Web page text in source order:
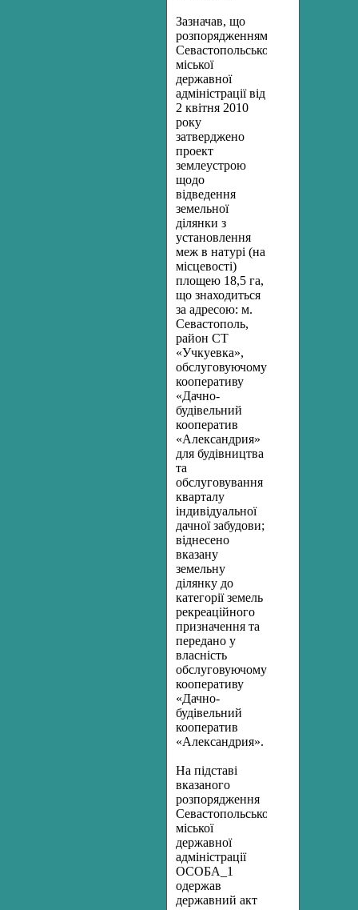
Зазначав, що
розпорядженням
Севастопольської
міської
державної
адміністрації від
2 квітня 2010
року
затверджено
проект
землеустрою
щодо
відведення
земельної
ділянки з
установлення
меж в натурі (на
місцевості)
площею 18,5 га,
що знаходиться
за адресою: м.
Севастополь,
район СТ
«Учкуевка»,
обслуговуючому
кооперативу
«Дачно-
будівельний
кооператив
«Александрия»
для будівництва
та
обслуговування
кварталу
індивідуальної
дачної забудови;
віднесено
вказану
земельну
ділянку до
категорії земель
рекреаційного
призначення та
передано у
власність
обслуговуючому
кооперативу
«Дачно-
будівельний
кооператив
«Александрия».
На підставі
вказаного
розпорядження
Севастопольської
міської
державної
адміністрації
ОСОБА_1
одержав
державний акт